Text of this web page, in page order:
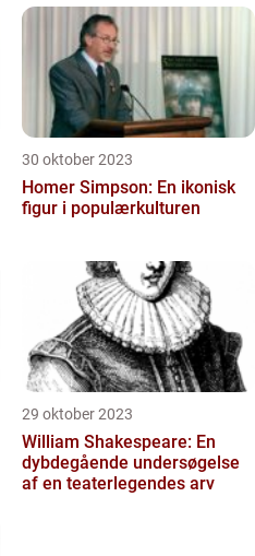
30 oktober 2023
Homer Simpson: En ikonisk
figur i populærkulturen
29 oktober 2023
William Shakespeare: En
dybdegående undersøgelse
af en teaterlegendes arv